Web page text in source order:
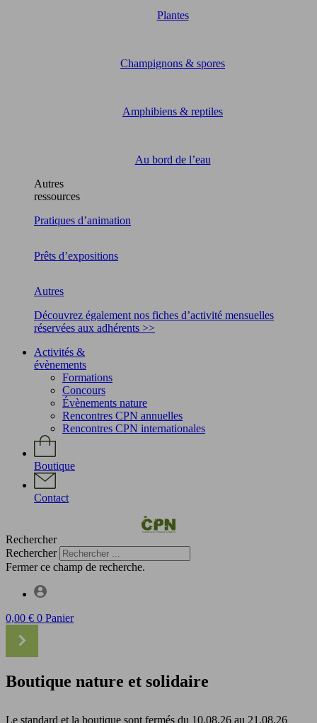
Plantes
Champignons & spores
Amphibiens & reptiles
Au bord de l’eau
Autres
ressources
Pratiques d’animation
Prêts d’expositions
Autres
Découvrez également nos fiches d’activité mensuelles
réservées aux adhérents >>
Activités &
évènements
Formations
Concours
Évènements nature
Rencontres CPN annuelles
Rencontres CPN internationales
Boutique
Contact
Rechercher
Rechercher
Fermer ce champ de recherche.
0,00 € 0 Panier
Boutique nature et solidaire
Le standard et la boutique sont fermés du 10.08.26 au 21.08.26